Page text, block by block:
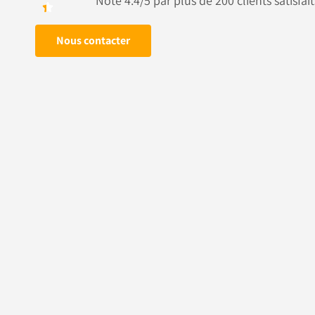
Nous contacter